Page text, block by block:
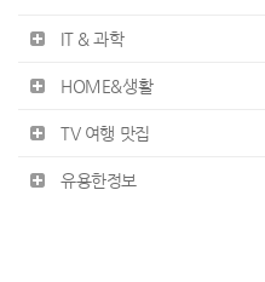
IT & 과학
HOME&생활
TV 여행 맛집
유용한정보